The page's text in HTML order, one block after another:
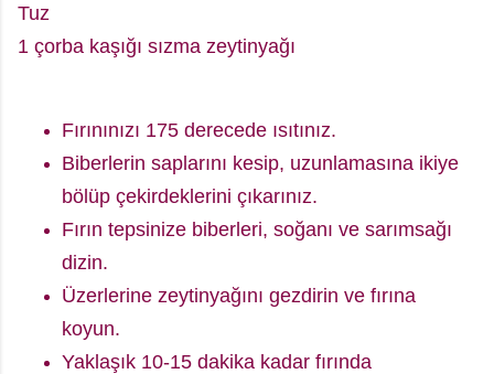
Tuz
1 çorba kaşığı sızma zeytinyağı
Fırınınızı 175 derecede ısıtınız.
Biberlerin saplarını kesip, uzunlamasına ikiye
bölüp çekirdeklerini çıkarınız.
Fırın tepsinize biberleri, soğanı ve sarımsağı
dizin.
Üzerlerine zeytinyağını gezdirin ve fırına
koyun.
Yaklaşık 10-15 dakika kadar fırında